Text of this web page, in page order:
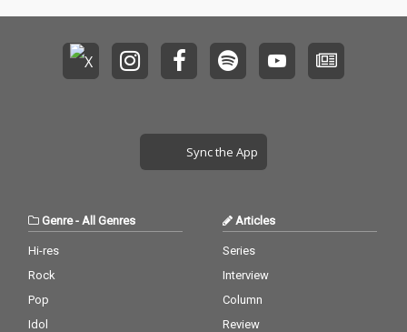
Sync the App
Genre- All Genres
Hi-res
Rock
Pop
Idol
Articles
Series
Interview
Column
Review